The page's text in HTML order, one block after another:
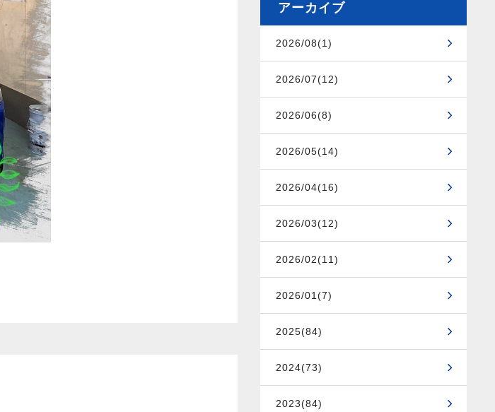
アーカイブ
2026/08(1)
2026/07(12)
2026/06(8)
2026/05(14)
2026/04(16)
2026/03(12)
2026/02(11)
2026/01(7)
2025(84)
2024(73)
2023(84)